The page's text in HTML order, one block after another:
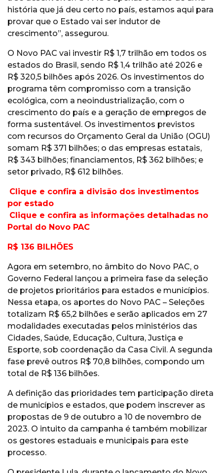
história que já deu certo no país, estamos aqui para
provar que o Estado vai ser indutor de
crescimento”, assegurou.
O Novo PAC vai investir R$ 1,7 trilhão em todos os
estados do Brasil, sendo R$ 1,4 trilhão até 2026 e
R$ 320,5 bilhões após 2026. Os investimentos do
programa têm compromisso com a transição
ecológica, com a neoindustrialização, com o
crescimento do país e a geração de empregos de
forma sustentável. Os investimentos previstos
com recursos do Orçamento Geral da União (OGU)
somam R$ 371 bilhões; o das empresas estatais,
R$ 343 bilhões; financiamentos, R$ 362 bilhões; e
setor privado, R$ 612 bilhões.
Clique e confira a divisão dos investimentos
por estado
Clique e confira as informações detalhadas no
Portal do Novo PAC
R$ 136 BILHÕES
Agora em setembro, no âmbito do Novo PAC, o
Governo Federal lançou a primeira fase da seleção
de projetos prioritários para estados e municípios.
Nessa etapa, os aportes do Novo PAC – Seleções
totalizam R$ 65,2 bilhões e serão aplicados em 27
modalidades executadas pelos ministérios das
Cidades, Saúde, Educação, Cultura, Justiça e
Esporte, sob coordenação da Casa Civil. A segunda
fase prevê outros R$ 70,8 bilhões, compondo um
total de R$ 136 bilhões.
A definição das prioridades tem participação direta
de municípios e estados, que podem inscrever as
propostas de 9 de outubro a 10 de novembro de
2023. O intuito da campanha é também mobilizar
os gestores estaduais e municipais para este
processo.